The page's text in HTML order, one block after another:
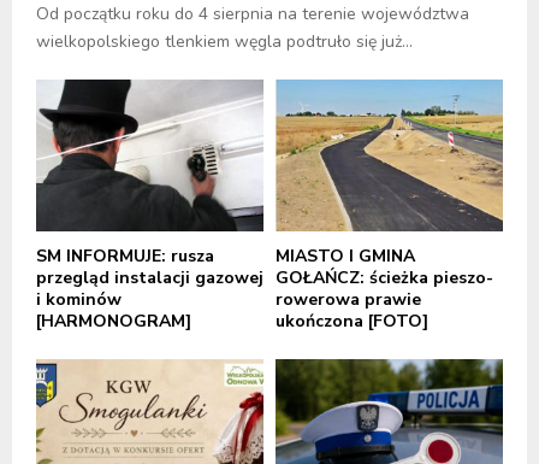
Od początku roku do 4 sierpnia na terenie województwa
wielkopolskiego tlenkiem węgla podtruło się już...
SM INFORMUJE: rusza
przegląd instalacji gazowej
i kominów
[HARMONOGRAM]
MIASTO I GMINA
GOŁAŃCZ: ścieżka pieszo-
rowerowa prawie
ukończona [FOTO]